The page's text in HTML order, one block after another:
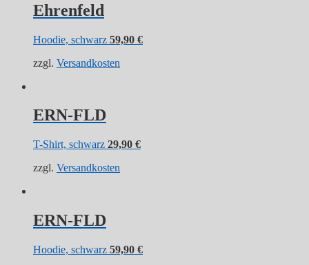
Ehrenfeld
Hoodie, schwarz 59,90 €
zzgl. Versandkosten
ERN-FLD
T-Shirt, schwarz 29,90 €
zzgl. Versandkosten
ERN-FLD
Hoodie, schwarz 59,90 €